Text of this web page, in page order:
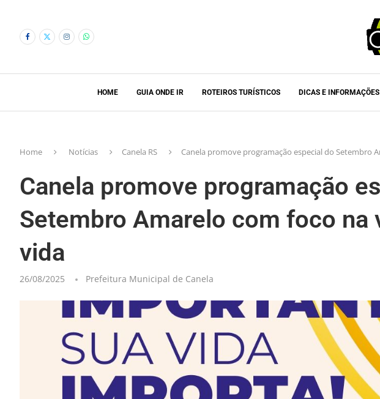
HOME GUIA ONDE IR ROTEIROS TURÍSTICOS DICAS E INFORMAÇÕES
Home Notícias Canela RS Canela promove programação especial do Setembro
Canela promove programação
Setembro Amarelo com foco na
vida
26/08/2025 Prefeitura Municipal de Canela